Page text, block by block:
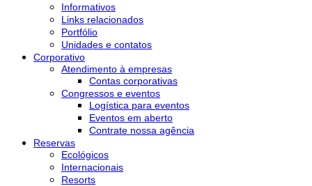
Informativos
Links relacionados
Portfólio
Unidades e contatos
Corporativo
Atendimento à empresas
Contas corporativas
Congressos e eventos
Logística para eventos
Eventos em aberto
Contrate nossa agência
Reservas
Ecológicos
Internacionais
Resorts